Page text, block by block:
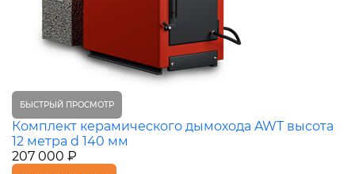
БЫСТРЫЙ ПРОСМОТР
Комплект керамического дымохода AWT высота
12 метра d 140 мм
207 000 ₽